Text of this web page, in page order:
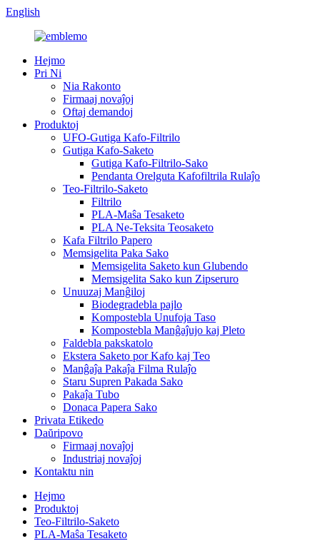
English
Hejmo
Pri Ni
Nia Rakonto
Firmaaj novaĵoj
Oftaj demandoj
Produktoj
UFO-Gutiga Kafo-Filtrilo
Gutiga Kafo-Saketo
Gutiga Kafo-Filtrilo-Sako
Pendanta Orelguta Kafofiltrila Rulaĵo
Teo-Filtrilo-Saketo
Filtrilo
PLA-Maŝa Tesaketo
PLA Ne-Teksita Teosaketo
Kafa Filtrilo Papero
Memsigelita Paka Sako
Memsigelita Saketo kun Glubendo
Memsigelita Sako kun Zipseruro
Unuuzaj Manĝiloj
Biodegradebla pajlo
Kompostebla Unufoja Taso
Kompostebla Manĝaĵujo kaj Pleto
Faldebla pakskatolo
Ekstera Saketo por Kafo kaj Teo
Manĝaĵa Pakaĵa Filma Rulaĵo
Staru Supren Pakada Sako
Pakaĵa Tubo
Donaca Papera Sako
Privata Etikedo
Daŭripovo
Firmaaj novaĵoj
Industriaj novaĵoj
Kontaktu nin
Hejmo
Produktoj
Teo-Filtrilo-Saketo
PLA-Maŝa Tesaketo